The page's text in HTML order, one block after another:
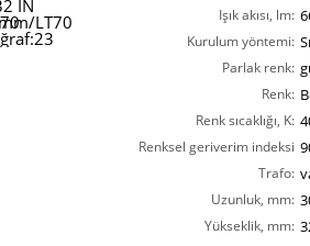
Işık akısı, lm:
Kurulum yöntemi:
Parlak renk:
Renk:
Renk sıcaklığı, K:
Renksel geriverim indeksi
CRI(Ra):
Trafo:
Uzunluk, mm:
Yükseklik, mm: